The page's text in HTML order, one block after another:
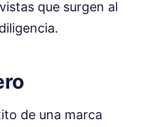
que surgen al
de una marca